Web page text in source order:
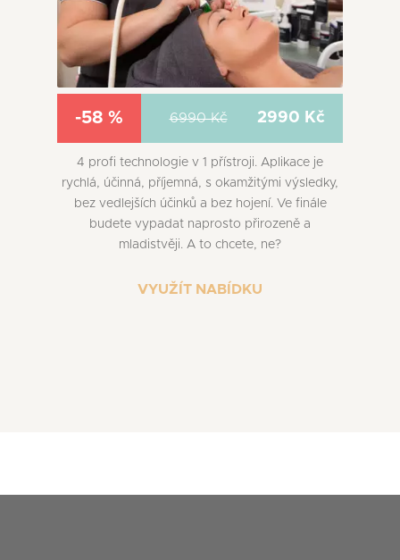
-58 % 6990 Kč 2990 Kč
4 profi technologie v 1 přístroji. Aplikace je
rychlá, účinná, příjemná, s okamžitými výsledky,
bez vedlejších účinků a bez hojení. Ve finále
budete vypadat naprosto přirozeně a
mladistvěji. A to chcete, ne?
VYUŽÍT NABÍDKU